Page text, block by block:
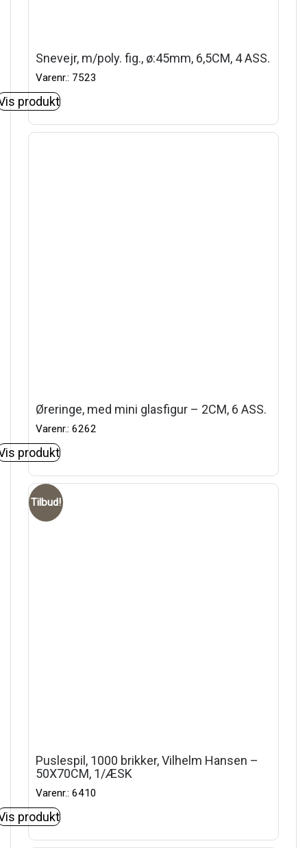
Snevejr, m/poly. fig., ø:45mm, 6,5CM, 4 ASS.
Varenr.: 7523
produkt
Øreringe, med mini glasfigur – 2CM, 6 ASS.
Varenr.: 6262
produkt
Tilbud!
Puslespil, 1000 brikker, Vilhelm Hansen –
50X70CM, 1/ÆSK
Varenr.: 6410
produkt